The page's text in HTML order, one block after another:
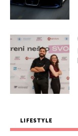
LIFESTYLE